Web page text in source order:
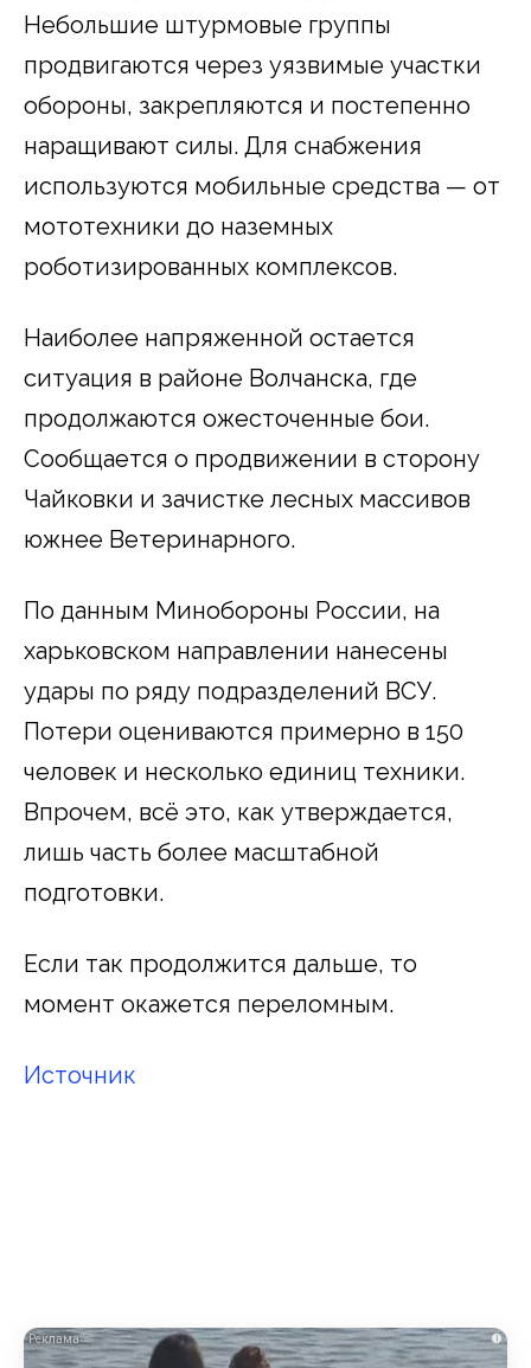
Небольшие штурмовые группы
продвигаются через уязвимые участки
обороны, закрепляются и постепенно
наращивают силы. Для снабжения
используются мобильные средства — от
мототехники до наземных
роботизированных комплексов.
Наиболее напряженной остается
ситуация в районе Волчанска, где
продолжаются ожесточенные бои.
Сообщается о продвижении в сторону
Чайковки и зачистке лесных массивов
южнее Ветеринарного.
По данным Минобороны России, на
харьковском направлении нанесены
удары по ряду подразделений ВСУ.
Потери оцениваются примерно в 150
человек и несколько единиц техники.
Впрочем, всё это, как утверждается,
лишь часть более масштабной
подготовки.
Если так продолжится дальше, то
момент окажется переломным.
Источник
i